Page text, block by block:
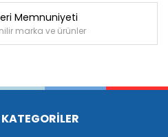
Memnuniyeti
marka ve ürünler